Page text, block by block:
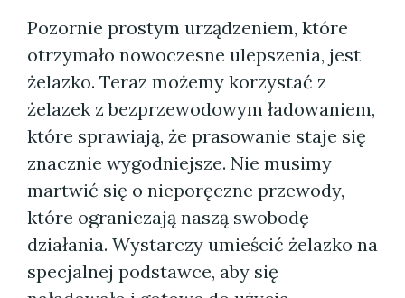
Pozornie prostym urządzeniem, które
otrzymało nowoczesne ulepszenia, jest
żelazko. Teraz możemy korzystać z
żelazek z bezprzewodowym ładowaniem,
które sprawiają, że prasowanie staje się
znacznie wygodniejsze. Nie musimy
martwić się o nieporęczne przewody,
które ograniczają naszą swobodę
działania. Wystarczy umieścić żelazko na
specjalnej podstawce, aby się